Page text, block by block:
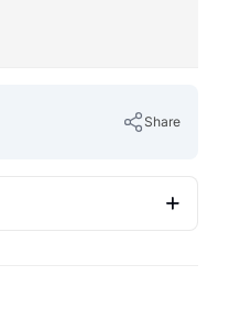
Share